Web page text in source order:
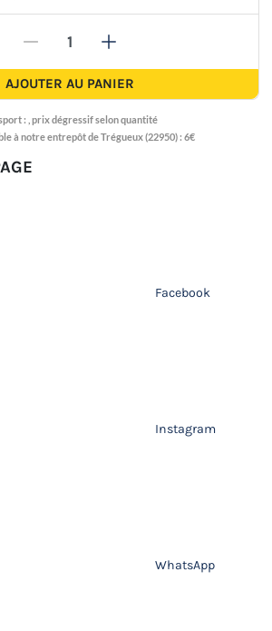
- +
AJOUTER AU PANIER
: prix dégressif selon quantité
à notre entrepôt de Trégueux (22950) : 6€
Facebook
Instagram
WhatsApp